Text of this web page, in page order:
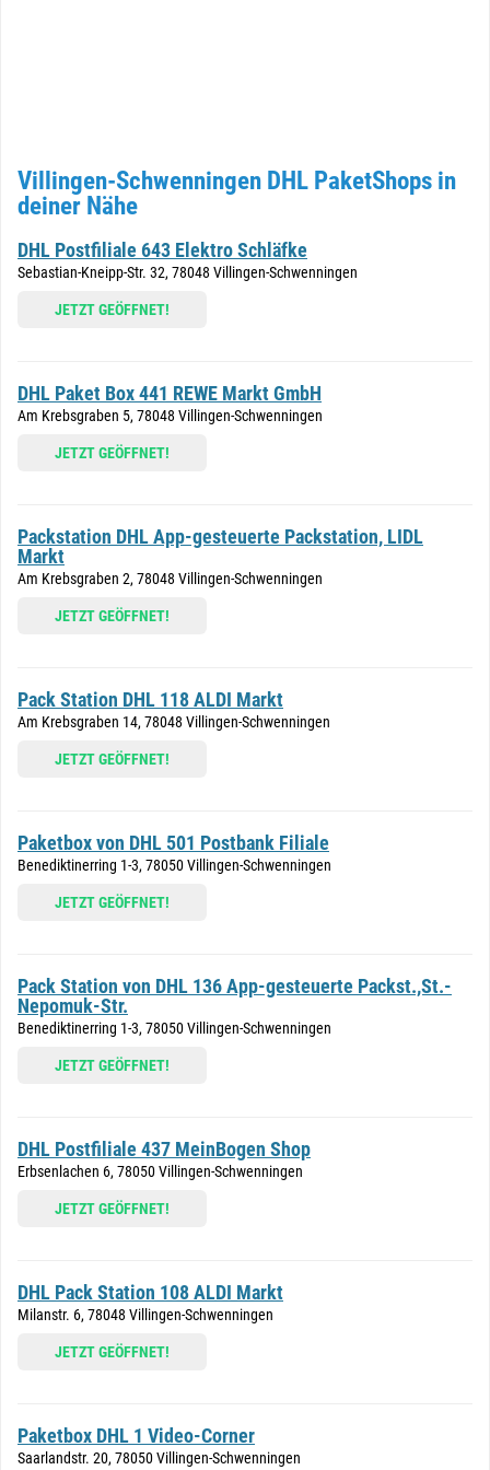
Villingen-Schwenningen DHL PaketShops in
deiner Nähe
DHL Postfiliale 643 Elektro Schläfke
Sebastian-Kneipp-Str. 32, 78048 Villingen-Schwenningen
JETZT GEÖFFNET!
DHL Paket Box 441 REWE Markt GmbH
Am Krebsgraben 5, 78048 Villingen-Schwenningen
JETZT GEÖFFNET!
Packstation DHL App-gesteuerte Packstation, LIDL
Markt
Am Krebsgraben 2, 78048 Villingen-Schwenningen
JETZT GEÖFFNET!
Pack Station DHL 118 ALDI Markt
Am Krebsgraben 14, 78048 Villingen-Schwenningen
JETZT GEÖFFNET!
Paketbox von DHL 501 Postbank Filiale
Benediktinerring 1-3, 78050 Villingen-Schwenningen
JETZT GEÖFFNET!
Pack Station von DHL 136 App-gesteuerte Packst.,St.-
Nepomuk-Str.
Benediktinerring 1-3, 78050 Villingen-Schwenningen
JETZT GEÖFFNET!
DHL Postfiliale 437 MeinBogen Shop
Erbsenlachen 6, 78050 Villingen-Schwenningen
JETZT GEÖFFNET!
DHL Pack Station 108 ALDI Markt
Milanstr. 6, 78048 Villingen-Schwenningen
JETZT GEÖFFNET!
Paketbox DHL 1 Video-Corner
Saarlandstr. 20, 78050 Villingen-Schwenningen